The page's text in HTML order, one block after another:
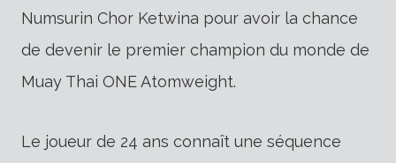
Numsurin Chor Ketwina pour avoir la chance
de devenir le premier champion du monde de
Muay Thai ONE Atomweight.
Le joueur de 24 ans connaît une séquence